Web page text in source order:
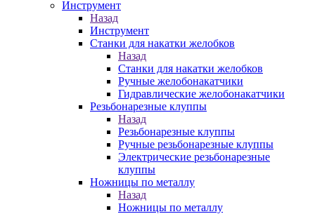
Инструмент
Назад
Инструмент
Станки для накатки желобков
Назад
Станки для накатки желобков
Ручные желобонакатчики
Гидравлические желобонакатчики
Резьбонарезные клуппы
Назад
Резьбонарезные клуппы
Ручные резьбонарезные клуппы
Электрические резьбонарезные
клуппы
Ножницы по металлу
Назад
Ножницы по металлу